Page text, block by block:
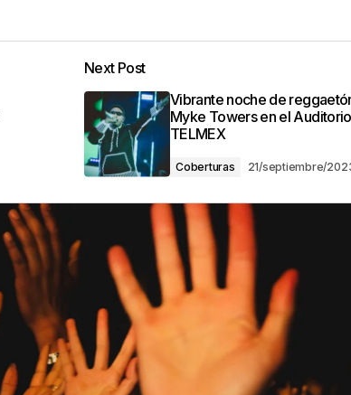
Next Post
Vibrante noche de
Myke Towers en el Auditorio
TELMEX
Coberturas 21/septiembre/